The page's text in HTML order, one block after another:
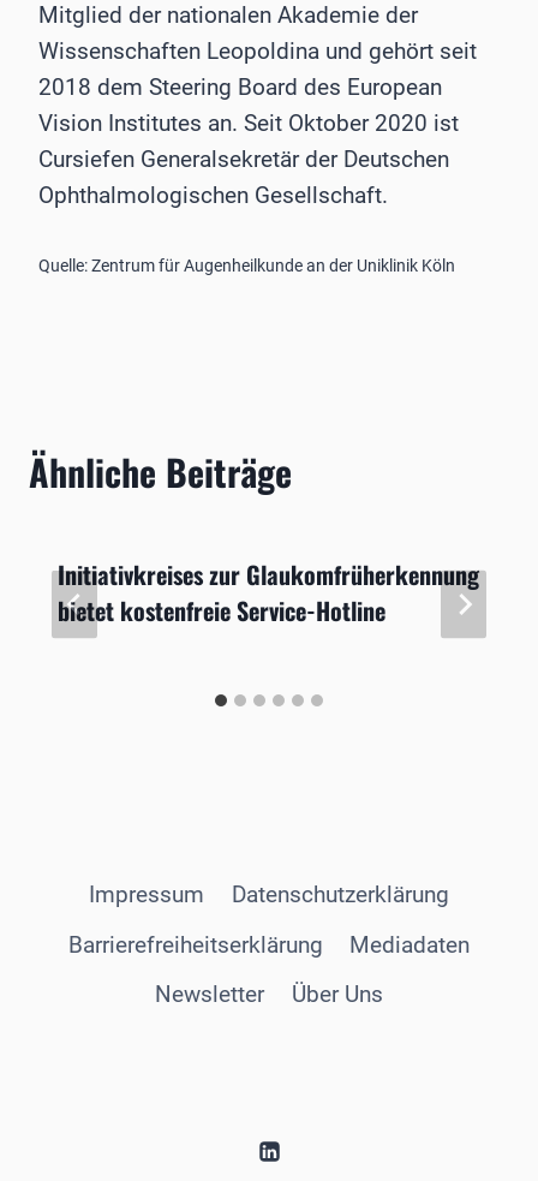
Mitglied der nationalen Akademie der
Wissenschaften Leopoldina und gehört seit
2018 dem Steering Board des European
Vision Institutes an. Seit Oktober 2020 ist
Cursiefen Generalsekretär der Deutschen
Ophthalmologischen Gesellschaft.
Quelle: Zentrum für Augenheilkunde an der Uniklinik Köln
Ähnliche Beiträge
Initiativkreises zur Glaukomfrüherkennung
bietet kostenfreie Service-Hotline
Impressum
Datenschutzerklärung
Barrierefreiheitserklärung
Mediadaten
Newsletter
Über Uns